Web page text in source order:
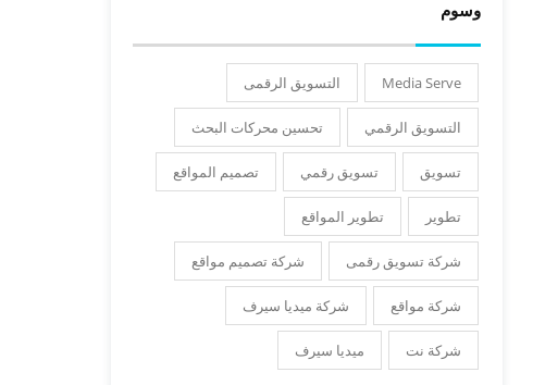
وسوم
Media Serve التسويق الرقمى
التسويق الرقمي تحسين محركات البحث
تسويق تسويق رقمي تصميم المواقع
تطوير تطوير المواقع
شركة تسويق رقمى شركة تصميم مواقع
شركة مواقع شركة ميديا سيرف
شركة نت ميديا سيرف